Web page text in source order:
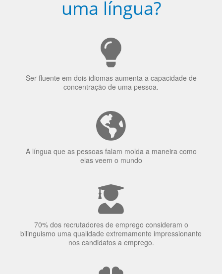
Ser fluente em dois idiomas aumenta a capacidade de
concentração de uma pessoa.
A língua que as pessoas falam molda a maneira como
elas veem o mundo
70% dos recrutadores de emprego consideram o
bilinguismo uma qualidade extremamente impressionante
nos candidatos a emprego.